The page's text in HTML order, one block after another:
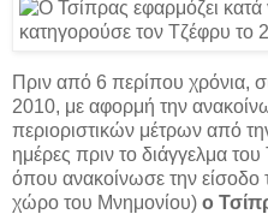
Πριν από 6 περίπου χρόνια,
2010, με αφορμή την
περιοριστικών μέτρων από
ημέρες πριν το διάγγελμα
όπου ανακοίνωσε την είσοδο
χώρο του Μνημονίου) ο